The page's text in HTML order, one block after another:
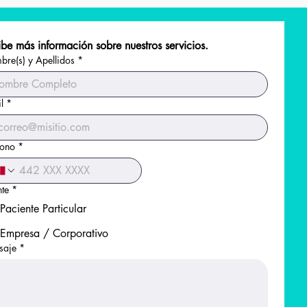
más información sobre nuestros servicios.
y Apellidos *
*
*
*
Paciente Particular
Empresa / Corporativo
*